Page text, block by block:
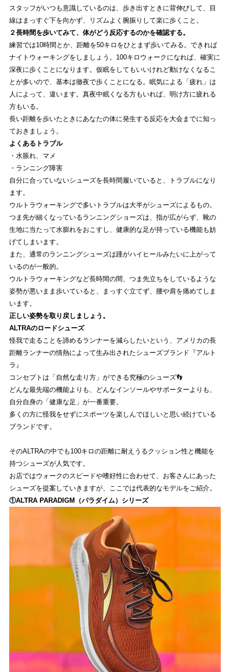
スタッフがいつも意識しているのは、歩き出すときに背伸びして、目
線はまっすぐ下を向かず、リズムよく腕振りして楽に歩くこと。
２長時間を歩いてみて、体がどう反応するのかを確認する。
練習では10時間とか、距離を50キロをひとまず歩いてみる。できれば
ナイトウォーキングをしましょう。100キロウォークになれば、確実に
深夜に歩くことになります。仮眠をしてもいいけれど動けなくなるこ
とが多いので、基本は徹夜で歩くことになる。眠気による「疲れ」は
人によって、違います。真夜中眠くなる方もいれば、明け方に疲れる
方もいる。
長い距離を歩いたときにあなたの体に発生する反応を大会までに知っ
ておきましょう。
よくあるトラブル
・水脹れ、マメ
・ランニング障害
自分に合っていないシューズを長時間履いていると、トラブルになり
ます。
ウルトラウォーキングで多いトラブルは大半がシューズによるもの。
つま先が細くなっているランニングショーズは、指が広がらず、靴の
生地に当たって水膨れをおこすし、健康的な足が持っている機能も妨
げてしまいます。
また、通常のランニングシューズは踵がハイヒールみたいに上がって
いるのが一般的。
ウルトラウォーキングなど長時間の間、つま先立ちをしているような
姿勢が悪いまま歩いていると、まっすぐ立てず、腰や肩を痛めてしま
います。
正しい姿勢を取り戻しましょう。
ALTRAのロードシューズ
怪我で走ることを諦めるランナーを減らしたいという、アメリカの長
距離ランナーの情熱によって生み出されたシューズブランド『アルト
ラ』
コンセプトは「自然な走り方」ができる究極のシューズ👣
どんな最先端の機能よりも、どんなインソールやサポーターよりも、
自分自身の「健康な足」が一番重要。
多くの方に怪我をせずにスポーツを楽しんでほしいと思い続けている
ブランドです。
そのALTRAの中でも100キロの距離に耐えうるクッション性と機能を
持つシューズが人気です。
お店ではウォークのスピードや嗜好性に合わせて、お客さんにあった
シューズを提案していきますが、ここでは代表的なモデルをご紹介。
①ALTRA PARADIGM（パラダイム）シリーズ